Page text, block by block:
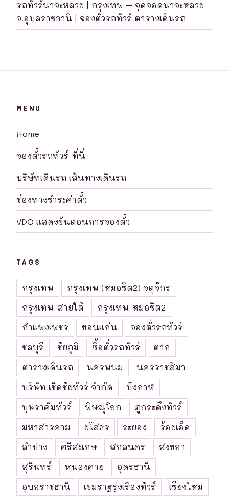
รถทัวร์นาจะหลวย | กรุงเทพ – จุดจอดนาจะหลวย
จ.อุบลราชธานี | จองตั๋วรถทัวร์ ตารางเดินรถ
MENU
Home
จองตั๋วรถทัวร์-ที่นี่
บริษัทเดินรถ เส้นทางเดินรถ
ช่องทางชำระค่าตั๋ว
VDO แสดงขันตอนการจองตั๋ว
TAGS
กรุงเทพ
กรุงเทพ (หมอชิต2) จตุจักร
กรุงเทพ-สายใต้
กรุงเทพ-หมอชิต2
กำแพงเพชร
ขอนแก่น
จองตั๋วรถทัวร์
ชลบุรี
ชัยภูมิ ซื้อตั๋วรถทัวร์
ตาก
ตารางเดินรถ
นครพนม
นครราชสีมา
บริษัท เชิดชัยทัวร์ จำกัด
บึงกาฬ
บุษราคัมทัวร์
พิษณุโลก
ภูกระดึงทัวร์
มหาสารคาม
ยโสธร ระยอง
ร้อยเอ็ด
ลำปาง
ศรีสะเกษ สกลนคร
สงขลา
สุรินทร์
หนองคาย
อุดรธานี
อุบลราชธานี
เขมราฐรุ่งเรืองทัวร์
เชียงใหม่